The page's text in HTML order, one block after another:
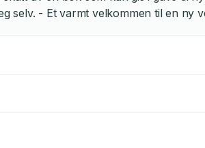
selv. - Et varmt velkommen til en ny